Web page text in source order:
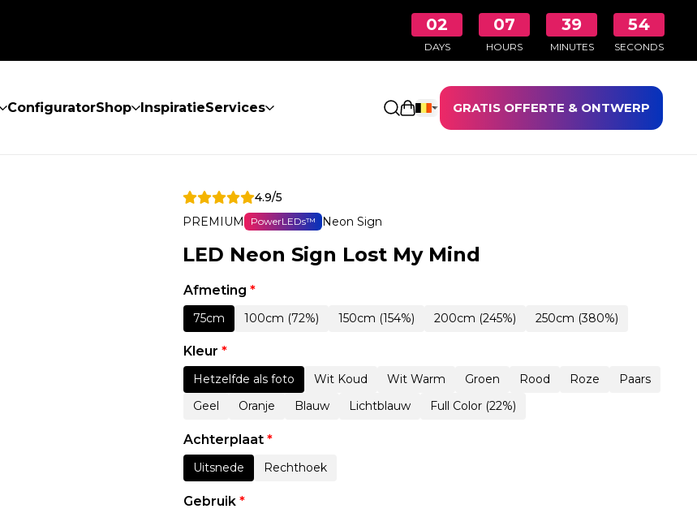
02
DAYS
07
HOURS
39
MINUTES
53
SECONDS
ConfiguratorShop InspiratieServices Winkelwagen openen
GRATIS OFFERTE & ONTWERP
4.9/5
PREMIUM
PowerLEDs™ Neon Sign
LED Neon Sign Lost My Mind
Afmeting *
75cm 100cm (72%) 150cm (154%) 200cm (245%) 250cm (380%)
Kleur *
Hetzelfde als foto Wit Koud Wit Warm Groen Rood Roze
Paars
Geel
Oranje Blauw Lichtblauw Full Color (22%)
Achterplaat *
Uitsnede Rechthoek
Gebruik *